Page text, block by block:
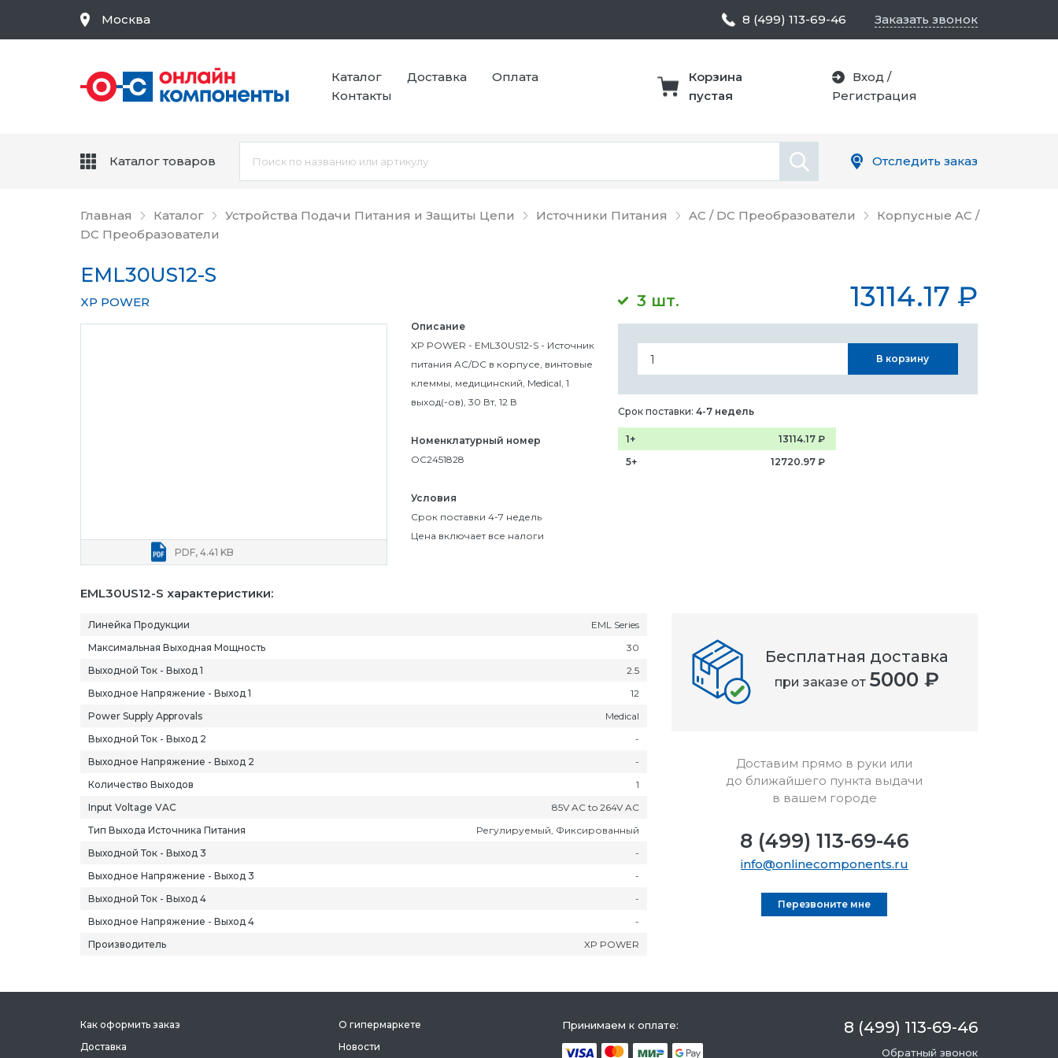
Главная Каталог Устройства Подачи Питания и Защиты Цепи Источники Питания AC / DC Преобразователи
Корпусные AC /
DC Преобразователи
EML30US12-S
XP POWER 3 шт. 13114.17 ₽
PDF, 4.41 KB
Описание
XP POWER - EML30US12-S - Источник
питания AC/DC в корпусе, винтовые
клеммы, медицинский, Medical, 1
выход(-ов), 30 Вт, 12 В
Номенклатурный номер
OC2451828
Условия
Срок поставки 4-7 недель
Цена включает все налоги
В корзину
Срок поставки: 4-7 недель
1+ 13114.17₽
5+
12720.97₽
EML30US12-S характеристики:
Линейка Продукции
EML Series
Максимальная Выходная Мощность
30
Выходной Ток - Выход 1
2.5
Выходное Напряжение - Выход 1
12
Power Supply Approvals
Medical
Выходной Ток - Выход 2
-
Выходное Напряжение - Выход 2
-
Количество Выходов
1
Input Voltage VAC
85V AC to 264V AC
Тип Выхода Источника Питания
Регулируемый, Фиксированный
Выходной Ток - Выход 3
-
Выходное Напряжение - Выход 3
-
Выходной Ток - Выход 4
-
Выходное Напряжение - Выход 4
-
Производитель
XP POWER
Бесплатная доставка
при заказе от 5000 ₽
Доставим прямо в руки или
до ближайшего пункта выдачи
в вашем городе
8 (499) 113-69-46
info@onlinecomponents.ru
Перезвоните мне
Москва 8 (499) 113-69-46 Заказать звонок
Каталог Доставка
Оплата
Контакты
Корзина
пустая
Вход /
Регистрация
Каталог товаров Отследить заказ
Как оформить заказ
Доставка
О гипермаркете
Новости
Принимаем к оплате: 8 (499) 113-69-46
Обратный звонок